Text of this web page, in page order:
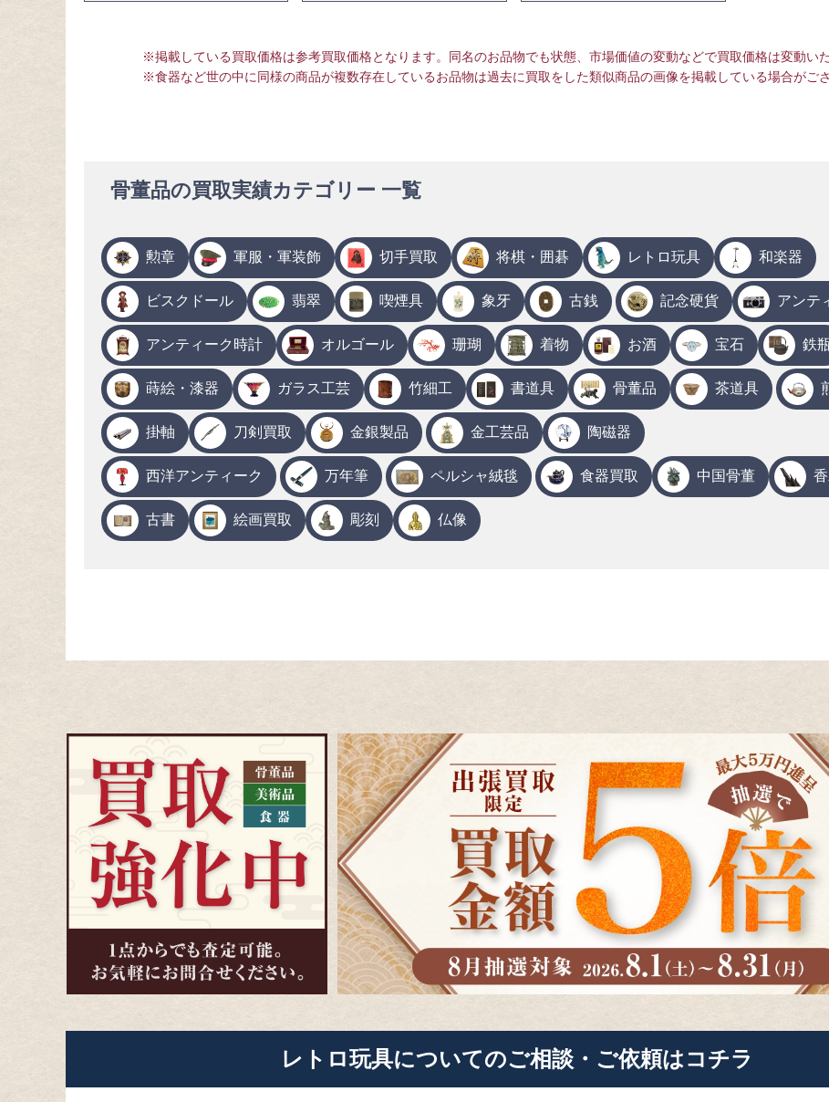
※掲載している買取価格は参考買取価格となります。同名のお品物でも状態、市場価値の変動などで買取価格は変動いた
※食器など世の中に同様の商品が複数存在しているお品物は過去に買取をした類似商品の画像を掲載している場合がござ
骨董品の買取実績カテゴリー 一覧
勲章 軍服・軍装飾 切手買取 将棋・囲碁 レトロ玩具 和楽器
ビスクドール 翡翠 喫煙具 象牙 古銭 記念硬貨 アンテ
アンティーク時計 オルゴール 珊瑚 着物 お酒 宝石 鉄
蒔絵・漆器 ガラス工芸 竹細工 書道具 骨董品 茶道具
掛軸 刀剣買取 金銀製品 金工芸品 陶磁器
西洋アンティーク 万年筆 ペルシャ絨毯 食器買取 中国骨董
古書 絵画買取 彫刻 仏像
レトロ玩具についてのご相談・ご依頼はコチラ